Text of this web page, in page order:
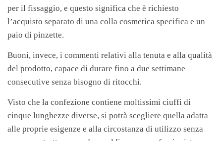
per il fissaggio, e questo significa che è richiesto
l’acquisto separato di una colla cosmetica specifica e un
paio di pinzette.
Buoni, invece, i commenti relativi alla tenuta e alla qualità
del prodotto, capace di durare fino a due settimane
consecutive senza bisogno di ritocchi.
Visto che la confezione contiene moltissimi ciuffi di
cinque lunghezze diverse, si potrà scegliere quella adatta
alle proprie esigenze e alla circostanza di utilizzo senza